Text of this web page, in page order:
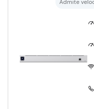
Admite